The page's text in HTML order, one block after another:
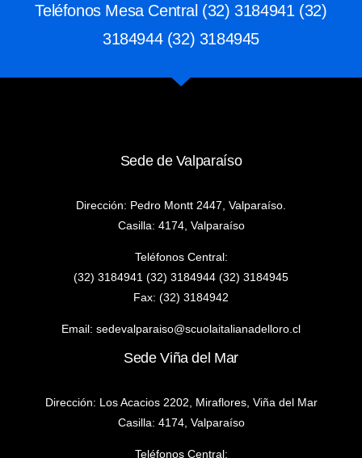
Teléfonos Mesa Central (32) 3184941 (32)
3184944 (32) 3184945
Sede de Valparaíso
Dirección: Pedro Montt 2447, Valparaíso.
Casilla: 4174, Valparaíso
Teléfonos Central:
(32) 3184941 (32) 3184944 (32) 3184945
Fax: (32) 3184942
Email: sedevalparaiso@scuolaitalianadelloro.cl
Sede Viña del Mar
Dirección: Los Acacios 2202, Miraflores, Viña del Mar
Casilla: 4174, Valparaíso
Teléfonos Central: